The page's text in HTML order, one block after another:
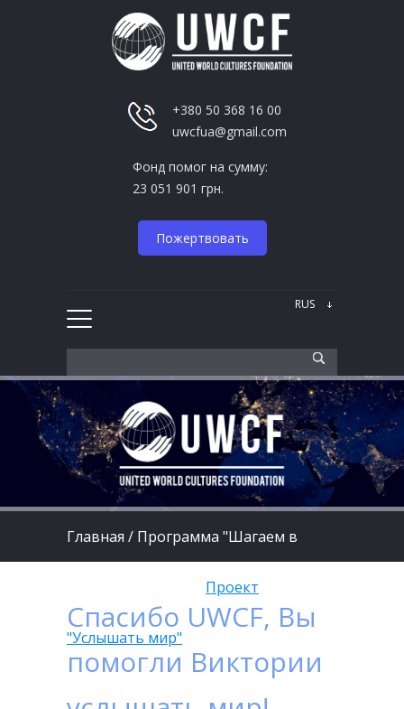
+380 50 368 16 00
uwcfua@gmail.com
Фонд помог на сумму:
23 051 901 грн.
Пожертвовать
Главная / Программа "Шагаем в
Проект
"Услышать мир"
Спасибо UWCF, Вы
помогли Виктории